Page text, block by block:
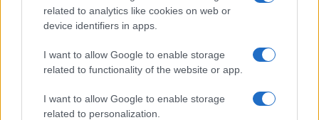
related to analytics like cookies on web or
device identifiers in apps.
I want to allow Google to enable storage
related to functionality of the website or app.
I want to allow Google to enable storage
related to personalization.
Ο ΣΕΟ Κοζάνης σας ξεναγεί σε υψόμετρο…1.450
8 ΔΕΚΕΜΒΡΊΟΥ 2015, 7:05 ΠΜ